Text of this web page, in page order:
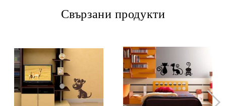
Свързани продукти